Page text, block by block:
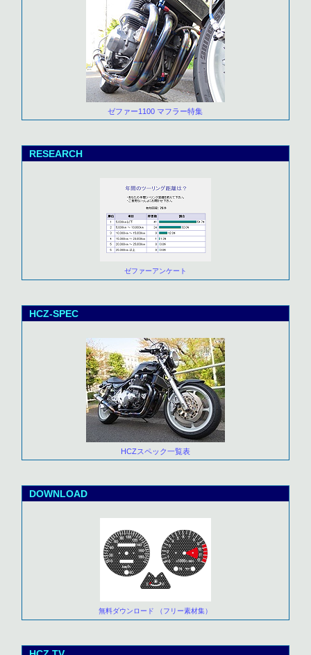
ゼファー1100 マフラー特集
RESEARCH
ゼファーアンケート
HCZ-SPEC
HCZスペック一覧表
DOWNLOAD
無料ダウンロード （フリー素材集）